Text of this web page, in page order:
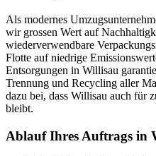
Als modernes
wir grossen Wert auf
wiederverwendbare
Flotte auf niedrige
Entsorgungen in Willisau
Trennung und Recycling aller
dazu bei, dass Willisau auch für
bleibt.
Ablauf Ihres Auftrags in